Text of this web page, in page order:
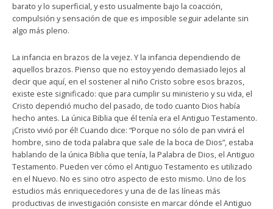
barato y lo superficial, y esto usualmente bajo la coacción,
compulsión y sensación de que es imposible seguir adelante sin
algo más pleno.
La infancia en brazos de la vejez. Y la infancia dependiendo de
aquellos brazos. Pienso que no estoy yendo demasiado lejos al
decir que aquí, en el sostener al niño Cristo sobre esos brazos,
existe este significado: que para cumplir su ministerio y su vida, el
Cristo dependió mucho del pasado, de todo cuanto Dios había
hecho antes. La única Biblia que él tenía era el Antiguo Testamento.
¡Cristo vivió por él! Cuando dice: “Porque no sólo de pan vivirá el
hombre, sino de toda palabra que sale de la boca de Dios”, estaba
hablando de la única Biblia que tenía, la Palabra de Dios, el Antiguo
Testamento. Pueden ver cómo el Antiguo Testamento es utilizado
en el Nuevo. No es sino otro aspecto de esto mismo. Uno de los
estudios más enriquecedores y una de de las líneas más
productivas de investigación consiste en marcar dónde el Antiguo